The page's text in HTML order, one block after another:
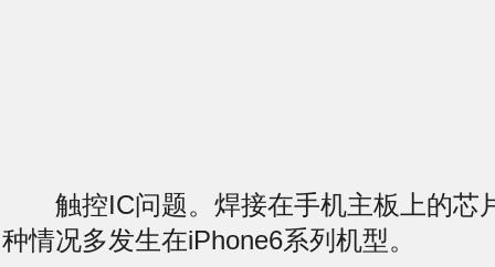
触控IC问题。焊接在手机主板上的芯
种情况多发生在iPhone6系列机型。